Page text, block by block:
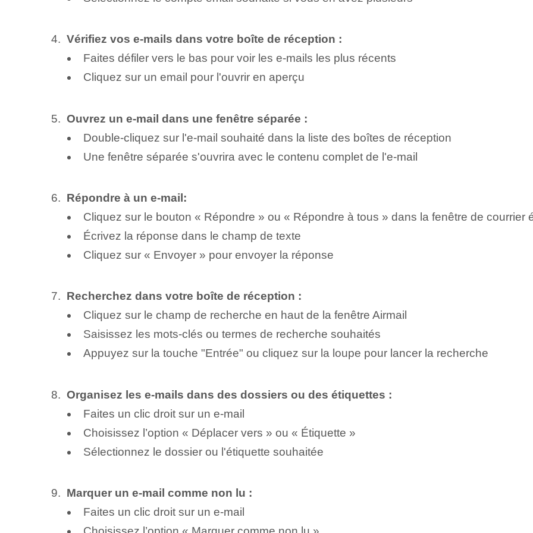
Vérifiez vos e-mails dans votre boîte de réception :
Faites défiler vers le bas pour voir les e-mails les plus récents
Cliquez sur un email pour l'ouvrir en aperçu
Ouvrez un e-mail dans une fenêtre séparée :
Double-cliquez sur l'e-mail souhaité dans la liste des boîtes de réception
Une fenêtre séparée s'ouvrira avec le contenu complet de l'e-mail
Répondre à un e-mail:
Cliquez sur le bouton « Répondre » ou « Répondre à tous » dans la fenêtre de courrier
Écrivez la réponse dans le champ de texte
Cliquez sur « Envoyer » pour envoyer la réponse
Recherchez dans votre boîte de réception :
Cliquez sur le champ de recherche en haut de la fenêtre Airmail
Saisissez les mots-clés ou termes de recherche souhaités
Appuyez sur la touche "Entrée" ou cliquez sur la loupe pour lancer la recherche
Organisez les e-mails dans des dossiers ou des étiquettes :
Faites un clic droit sur un e-mail
Choisissez l’option « Déplacer vers » ou « Étiquette »
Sélectionnez le dossier ou l'étiquette souhaitée
Marquer un e-mail comme non lu :
Faites un clic droit sur un e-mail